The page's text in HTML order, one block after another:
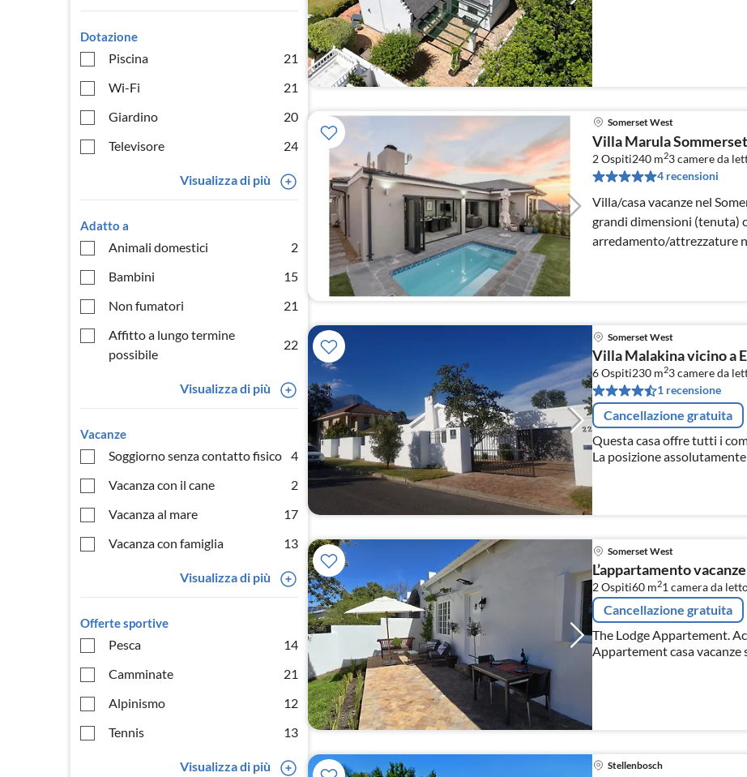
Dotazione
Piscina
21
Wi-Fi
21
Giardino
20
Televisore
24
Visualizza di più
Adatto a
Animali domestici
2
Bambini
15
Non fumatori
21
Affitto a lungo termine
possibile
22
Visualizza di più
Vacanze
Soggiorno senza contatto fisico 4
Vacanza con il cane
2
Vacanza al mare
17
Vacanza con famiglia
13
Visualizza di più
Offerte sportive
Pesca
14
Camminate
21
Alpinismo
12
Tennis
13
Visualizza di più
Somerset West
Villa Marula
2 Ospiti240 m23camere da
4 recensioni
Villa/casa vacanze nel
grandi dimensioni (tenuta)
arredamento/attrezzature
Somerset West
Villa Malakina vicino a
6 Ospiti230 m23camere da
1 recensione
Cancellazione gratuita
Questa casa offre tutti i
La posizione
natura.
Somerset West
L’appartamento
2 Ospiti60 m21camera da
Cancellazione gratuita
The Lodge Appartement.
Appartement casa
Stellenbosch